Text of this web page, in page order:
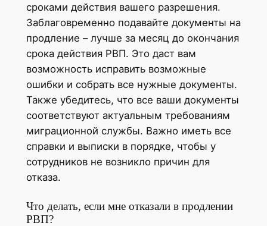
сроками действия вашего разрешения.
Заблаговременно подавайте документы на
продление – лучше за месяц до окончания
срока действия РВП. Это даст вам
возможность исправить возможные
ошибки и собрать все нужные документы.
Также убедитесь, что все ваши документы
соответствуют актуальным требованиям
миграционной службы. Важно иметь все
справки и выписки в порядке, чтобы у
сотрудников не возникло причин для
отказа.
Что делать, если мне отказали в продлении
РВП?